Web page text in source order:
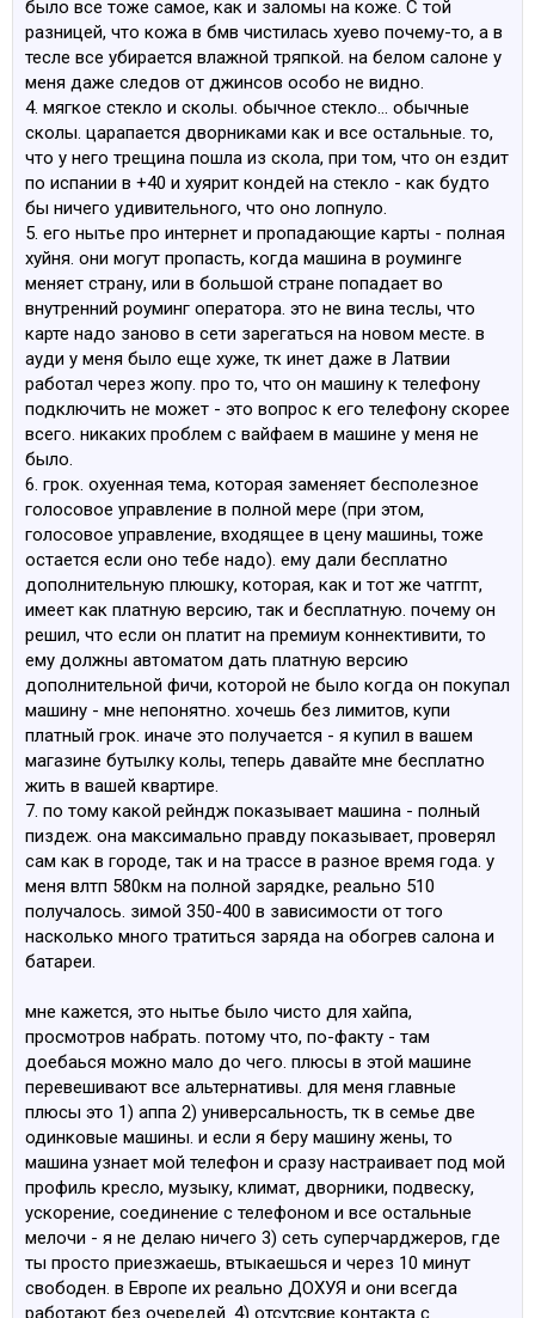
было все тоже самое, как и заломы на коже. С той
разницей, что кожа в бмв чистилась хуево почему-то, а в
тесле все убирается влажной тряпкой. на белом салоне у
меня даже следов от джинсов особо не видно.
4. мягкое стекло и сколы. обычное стекло... обычные
сколы. царапается дворниками как и все остальные. то,
что у него трещина пошла из скола, при том, что он ездит
по испании в +40 и хуярит кондей на стекло - как будто
бы ничего удивительного, что оно лопнуло.
5. его нытье про интернет и пропадающие карты - полная
хуйня. они могут пропасть, когда машина в роуминге
меняет страну, или в большой стране попадает во
внутренний роуминг оператора. это не вина теслы, что
карте надо заново в сети зарегаться на новом месте. в
ауди у меня было еще хуже, тк инет даже в Латвии
работал через жопу. про то, что он машину к телефону
подключить не может - это вопрос к его телефону скорее
всего. никаких проблем с вайфаем в машине у меня не
было.
6. грок. охуенная тема, которая заменяет бесполезное
голосовое управление в полной мере (при этом,
голосовое управление, входящее в цену машины, тоже
остается если оно тебе надо). ему дали бесплатно
дополнительную плюшку, которая, как и тот же чатгпт,
имеет как платную версию, так и бесплатную. почему он
решил, что если он платит на премиум коннективити, то
ему должны автоматом дать платную версию
дополнительной фичи, которой не было когда он покупал
машину - мне непонятно. хочешь без лимитов, купи
платный грок. иначе это получается - я купил в вашем
магазине бутылку колы, теперь давайте мне бесплатно
жить в вашей квартире.
7. по тому какой рейндж показывает машина - полный
пиздеж. она максимально правду показывает, проверял
сам как в городе, так и на трассе в разное время года. у
меня влтп 580км на полной зарядке, реально 510
получалось. зимой 350-400 в зависимости от того
насколько много тратиться заряда на обогрев салона и
батареи.
мне кажется, это нытье было чисто для хайпа,
просмотров набрать. потому что, по-факту - там
доебаься можно мало до чего. плюсы в этой машине
перевешивают все альтернативы. для меня главные
плюсы это 1) аппа 2) универсальность, тк в семье две
одинковые машины. и если я беру машину жены, то
машина узнает мой телефон и сразу настраивает под мой
профиль кресло, музыку, климат, дворники, подвеску,
ускорение, соединение с телефоном и все остальные
мелочи - я не делаю ничего 3) сеть суперчарджеров, где
ты просто приезжаешь, втыкаешься и через 10 минут
свободен. в Европе их реально ДОХУЯ и они всегда
работают без очередей. 4) отсутсвие контакта с